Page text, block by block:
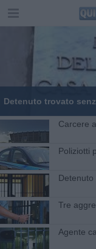
Detenuto trovato
Carcere
Poliziotti
Tre
Agente